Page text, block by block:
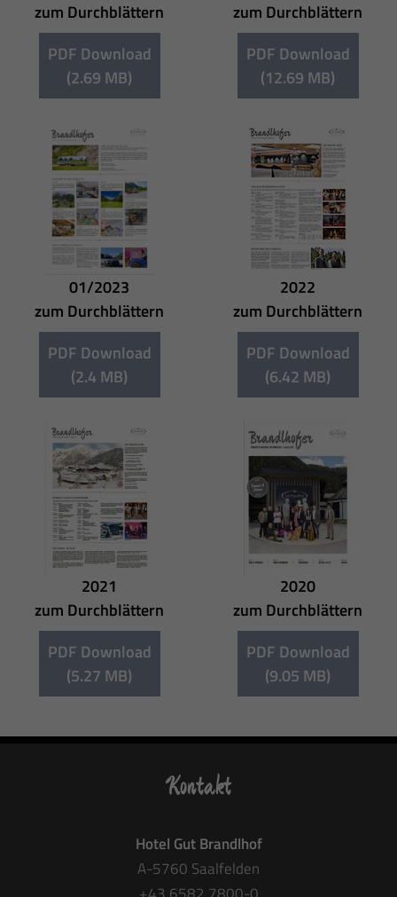
zum Durchblättern
PDF Download
(2.69 MB)
zum Durchblättern
PDF Download
(12.69 MB)
01/2023
zum Durchblättern
PDF Download
(2.4 MB)
2022
zum Durchblättern
PDF Download
(6.42 MB)
2021
zum Durchblättern
PDF Download
(5.27 MB)
2020
zum Durchblättern
PDF Download
(9.05 MB)
Kontakt
Hotel Gut Brandlhof
A-5760 Saalfelden